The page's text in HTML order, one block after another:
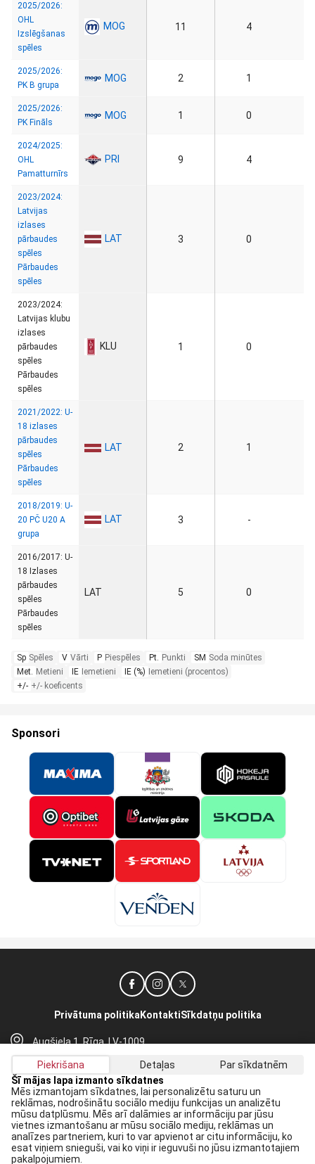
2025/2026:
OHL
Izslēgšanas
spēles
MOG 11 4
2025/2026:
PK B grupa
MOG 2 1
2025/2026:
PK Fināls
MOG 1 0
2024/2025:
OHL
Pamatturnīrs
PRI 9 4
2023/2024:
Latvijas
izlases
pārbaudes
spēles
Pārbaudes
spēles
LAT 3 0
2023/2024:
Latvijas klubu
izlases
pārbaudes
spēles
Pārbaudes
spēles
KLU 1 0
2021/2022: U-
18 izlases
pārbaudes
spēles
Pārbaudes
spēles
LAT 2 1
2018/2019: U-
20 PČ U20 A
grupa
LAT 3 -
2016/2017: U-
18 Izlases
pārbaudes
spēles
Pārbaudes
spēles
LAT 5 0
Sp Spēles V Vārti P Piespēles Pt. Punkti SM Soda minūtes
Met. Metieni IE Iemetieni IE (%)
Iemetieni (procentos)
+/- +/- koeficents
Sponsori
Augšiela 1, Rīga, LV-1009
lhf@lhf.lv
+371 67565614
Privātuma politika KontaktiSīkdatņu politika
Saņem jaunākās ziņas savā E-pastā:
Pieteikties
Piekrītu savaidatu apstrādei
Piekrišana Detaļas
Par sīkdatnēm
Šī mājas lapa izmanto sīkdatnes
Mēs izmantojam sīkdatnes, lai personalizētu saturu un
reklāmas, nodrošinātu sociālo mediju funkcijas un analizētu
mūsu datplūsmu. Mēs arī dalāmies ar informāciju par jūsu
vietnes izmantošanu ar mūsu sociālo mediju, reklāmas un
analīzes partneriem, kuri to var apvienot ar citu informāciju, ko
esat viņiem snieguši, vai ko viņi ir ieguvuši no jūsu izmantotajiem
pakalpojumiem.